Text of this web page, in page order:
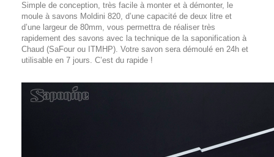
Simple de conception, très facile à monter et à démonter, le
moule à savons Moldini 820, d’une capacité de deux litre et
d’une largeur de 80mm, vous permettra de réaliser très
rapidement des savons avec la technique de la saponification à
Chaud (SaFour ou ITMHP). Votre savon sera démoulé en 24h et
utilisable en 7 jours. C’est du rapide !